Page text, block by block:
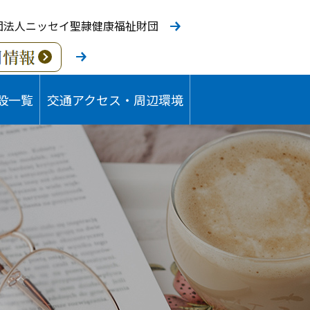
人ニッセイ聖隷健康福祉財団
一覧 交通アクセス・周辺環境